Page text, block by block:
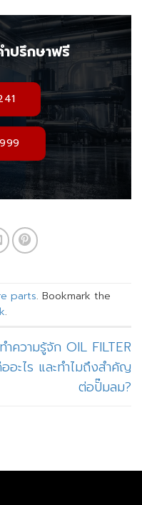
ปรึกษาฟรี
parts. Bookmark the
.
ทำความรู้จัก OIL FILTER
อะไร และทำไมถึงสำคัญ
ต่อปั๊มลม?